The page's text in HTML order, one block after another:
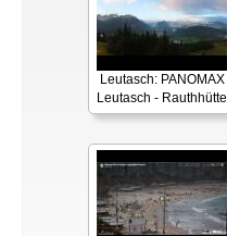
Leutasch: PANOMAX
Leutasch - Rauthhütte